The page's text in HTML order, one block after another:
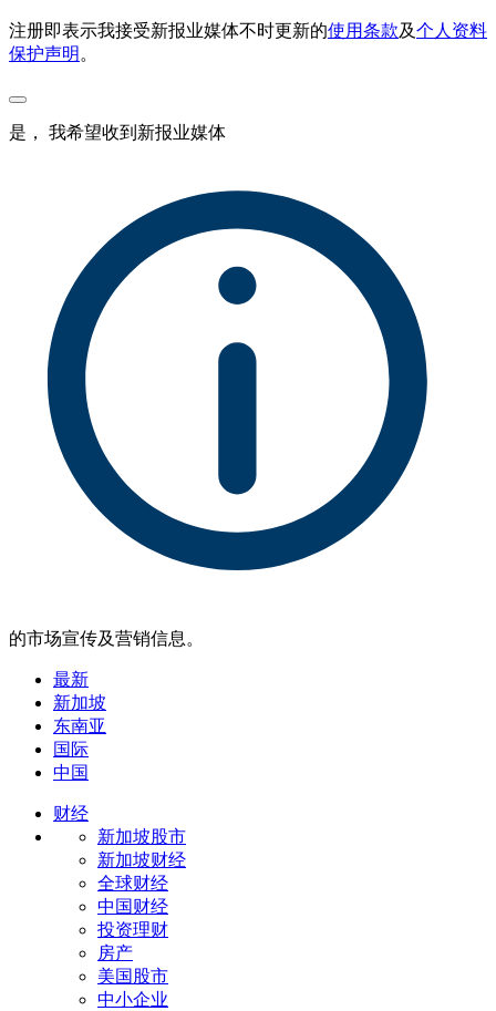
注册即表示我接受新报业媒体不时更新的使用条款及个人资料
保护声明 。
是， 我希望收到新报业媒体
的市场宣传及营销信息。
最新
新加坡
东南亚
国际
中国
财经
新加坡股市
新加坡财经
全球财经
中国财经
投资理财
房产
美国股市
中小企业